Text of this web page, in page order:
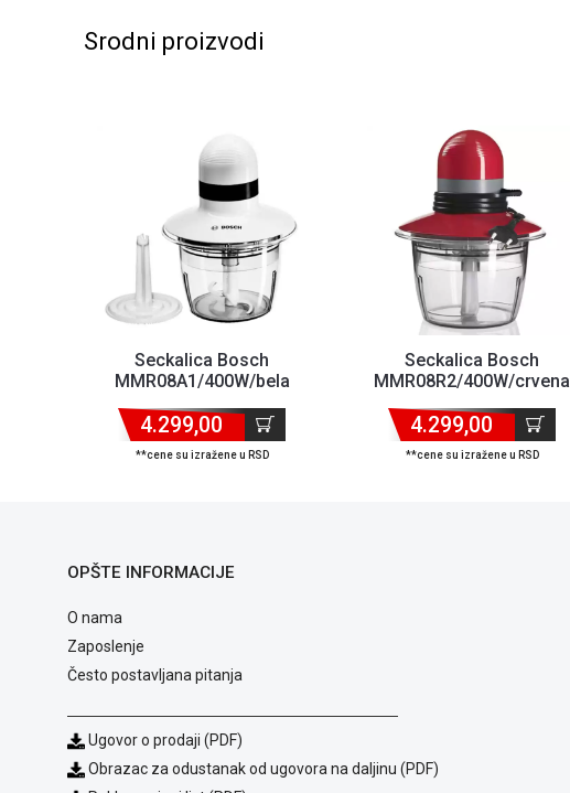
Srodni proizvodi
Seckalica Bosch
MMR08A1/400W/bela
4.299,00
**cene su izražene u RSD
Seckalica Bosch
MMR08R2/400W/crvena
4.299,00
**cene su izražene u RSD
OPŠTE INFORMACIJE
O nama
Zaposlenje
Često postavljana pitanja
Ugovor o prodaji (PDF)
Obrazac za odustanak od ugovora na daljinu (PDF)